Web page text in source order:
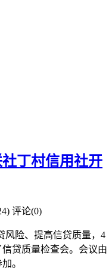
丁村信用社开
评论(0)
风险、提高信贷质量，4
贷质量检查会。会议由
。